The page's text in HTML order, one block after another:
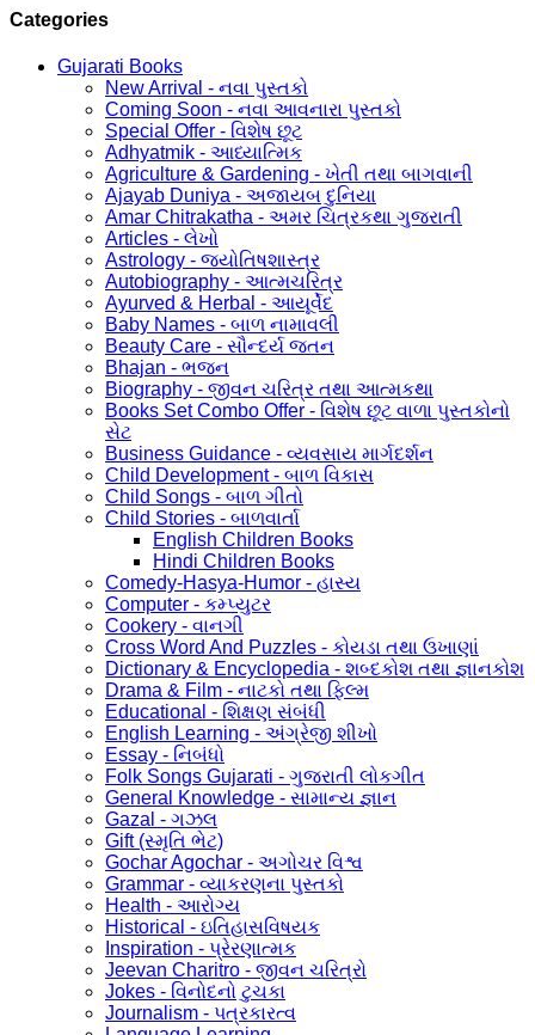
Categories
Gujarati Books
New Arrival - નવા પુસ્તકો
Coming Soon - નવા આવનારા પુસ્તકો
Special Offer - વિશેષ છૂટ
Adhyatmik - આધ્યાત્મિક
Agriculture & Gardening - ખેતી તથા બાગવાની
Ajayab Duniya - અજાયબ દુનિયા
Amar Chitrakatha - અમર ચિત્રકથા ગુજરાતી
Articles - લેખો
Astrology - જ્યોતિષશાસ્ત્ર
Autobiography - આત્મચરિત્ર
Ayurved & Herbal - આયૂર્વેદ
Baby Names - બાળ નામાવલી
Beauty Care - સૌન્દર્ય જતન
Bhajan - ભજન
Biography - જીવન ચરિત્ર તથા આત્મકથા
Books Set Combo Offer - વિશેષ છૂટ વાળા પુસ્તકોનો
સેટ
Business Guidance - વ્યવસાય માર્ગદર્શન
Child Development - બાળ વિકાસ
Child Songs - બાળ ગીતો
Child Stories - બાળવાર્તા
English Children Books
Hindi Children Books
Comedy-Hasya-Humor - હાસ્ય
Computer - કમ્પ્યુટર
Cookery - વાનગી
Cross Word And Puzzles - કોયડા તથા ઉખાણાં
Dictionary & Encyclopedia - શબ્દકોશ તથા જ્ઞાનકોશ
Drama & Film - નાટકો તથા ફિલ્મ
Educational - શિક્ષણ સંબંધી
English Learning - અંગ્રેજી શીખો
Essay - નિબંધો
Folk Songs Gujarati - ગુજરાતી લોકગીત
General Knowledge - સામાન્ય જ્ઞાન
Gazal - ગઝલ
Gift (સ્મૃતિ ભેટ)
Gochar Agochar - અગોચર વિશ્વ
Grammar - વ્યાકરણના પુસ્તકો
Health - આરોગ્ય
Historical - ઇતિહાસવિષયક
Inspiration - પ્રેરણાત્મક
Jeevan Charitro - જીવન ચરિત્રો
Jokes - વિનોદનો ટુચકા
Journalism - પત્રકારત્વ